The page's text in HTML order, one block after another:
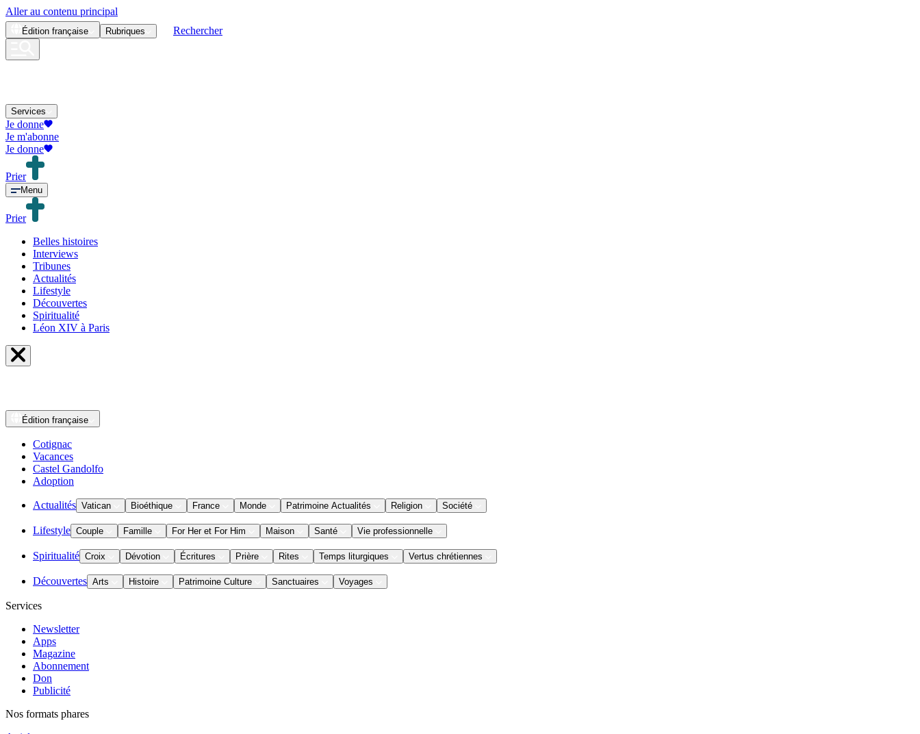
Aller au contenu principal
Édition française Rubriques Rechercher
Services
Je donne
Je m'abonne
Je donne
Prier
Menu
Prier
Belles histoires
Interviews
Tribunes
Actualités
Lifestyle
Découvertes
Spiritualité
Léon XIV à Paris
Édition française
Cotignac
Vacances
Castel Gandolfo
Adoption
Actualités Vatican Bioéthique France Monde Patrimoine Actualités Religion Société
Lifestyle Couple Famille For Her et For Him Maison Santé Vie professionnelle
Spiritualité Croix Dévotion Écritures Prière Rites Temps liturgiques Vertus chrétiennes
Découvertes Arts Histoire Patrimoine Culture Sanctuaires Voyages
Services
Newsletter
Apps
Magazine
Abonnement
Don
Publicité
Nos formats phares